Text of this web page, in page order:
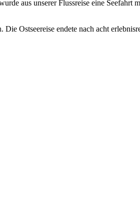
aus unserer Flussreise eine Seefahrt
Ostseereise endete nach acht